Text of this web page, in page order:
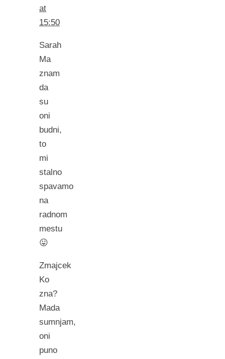
at
15:50
Sarah
Ma
znam
da
su
oni
budni,
to
mi
stalno
spavamo
na
radnom
mestu
😛
Zmajcek
Ko
zna?
Mada
sumnjam,
oni
puno